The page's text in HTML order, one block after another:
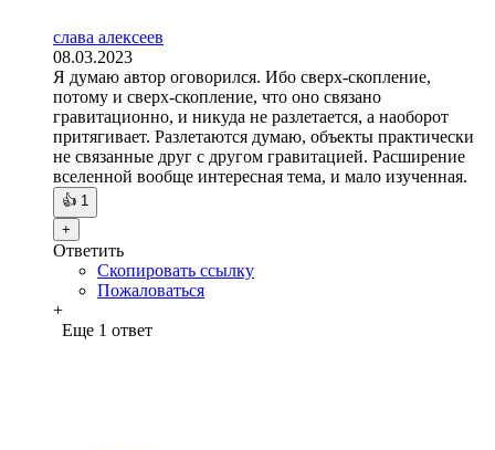
слава алексеев
08.03.2023
Я думаю автор оговорился. Ибо сверх-скопление,
потому и сверх-скопление, что оно связано
гравитационно, и никуда не разлетается, а наоборот
притягивает. Разлетаются думаю, объекты практически
не связанные друг с другом гравитацией. Расширение
вселенной вообще интересная тема, и мало изученная.
👍 1
+
Ответить
Скопировать ссылку
Пожаловаться
+
Еще 1 ответ